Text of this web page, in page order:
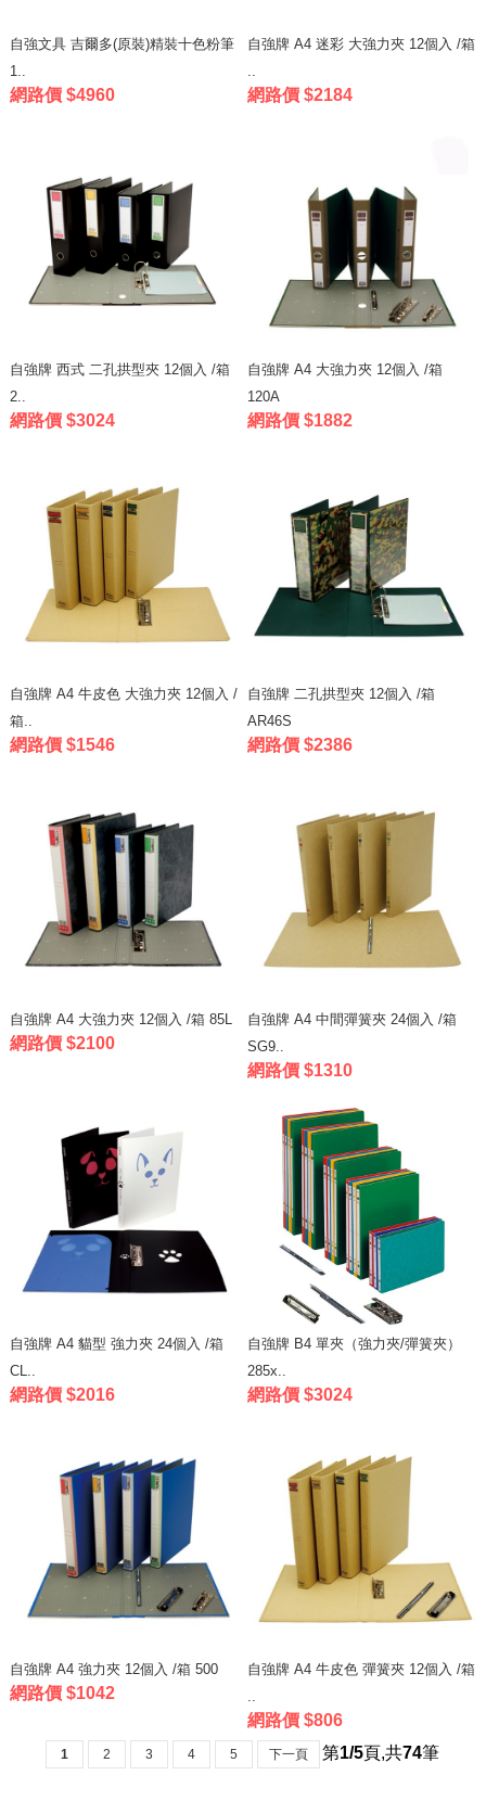
自強文具 吉爾多(原裝)精裝十色粉筆
1..
網路價 $4960
自強牌 A4 迷彩 大強力夾 12個入 /箱
..
網路價 $2184
自強牌 西式 二孔拱型夾 12個入 /箱
2..
網路價 $3024
自強牌 A4 大強力夾 12個入 /箱
120A
網路價 $1882
自強牌 A4 牛皮色 大強力夾 12個入 /
箱..
網路價 $1546
自強牌 二孔拱型夾 12個入 /箱
AR46S
網路價 $2386
自強牌 A4 大強力夾 12個入 /箱 85L
網路價 $2100
自強牌 A4 中間彈簧夾 24個入 /箱
SG9..
網路價 $1310
自強牌 A4 貓型 強力夾 24個入 /箱
CL..
網路價 $2016
自強牌 B4 單夾（強力夾/彈簧夾）
285x..
網路價 $3024
自強牌 A4 強力夾 12個入 /箱 500
網路價 $1042
自強牌 A4 牛皮色 彈簧夾 12個入 /箱
網路價 $806
1 2 3 4 5 下一頁 第1/5頁,共74筆